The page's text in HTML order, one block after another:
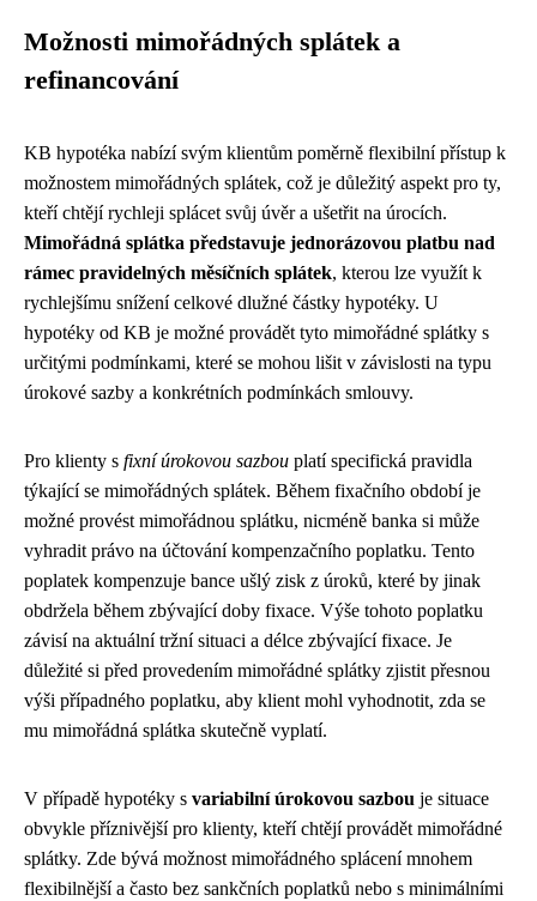
Možnosti mimořádných splátek a
refinancování
KB hypotéka nabízí svým klientům poměrně flexibilní přístup k
možnostem mimořádných splátek, což je důležitý aspekt pro ty,
kteří chtějí rychleji splácet svůj úvěr a ušetřit na úrocích.
Mimořádná splátka představuje jednorázovou platbu nad
rámec pravidelných měsíčních splátek, kterou lze využít k
rychlejšímu snížení celkové dlužné částky hypotéky. U
hypotéky od KB je možné provádět tyto mimořádné splátky s
určitými podmínkami, které se mohou lišit v závislosti na typu
úrokové sazby a konkrétních podmínkách smlouvy.
Pro klienty s fixní úrokovou sazbou platí specifická pravidla
týkající se mimořádných splátek. Během fixačního období je
možné provést mimořádnou splátku, nicméně banka si může
vyhradit právo na účtování kompenzačního poplatku. Tento
poplatek kompenzuje bance ušlý zisk z úroků, které by jinak
obdržela během zbývající doby fixace. Výše tohoto poplatku
závisí na aktuální tržní situaci a délce zbývající fixace. Je
důležité si před provedením mimořádné splátky zjistit přesnou
výši případného poplatku, aby klient mohl vyhodnotit, zda se
mu mimořádná splátka skutečně vyplatí.
V případě hypotéky s variabilní úrokovou sazbou je situace
obvykle příznivější pro klienty, kteří chtějí provádět mimořádné
splátky. Zde bývá možnost mimořádného splácení mnohem
flexibilnější a často bez sankčních poplatků nebo s minimálními